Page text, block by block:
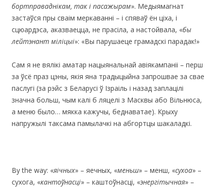
бортправаднікам, так і пасажырам». Медыямагнат
застаўся пры сваім меркаванні – і спяваў ён ціха, і
сцюардэса, аказваецца, не прасіла, а настойвала, «бы
лейтэнант міліцыі»: «Вы парушаеце грамадскі парадак!»
Сам я не вялікі аматар нацыянальнай авіякампаніі – перш
за ўсё праз цэны, якія яна традыцыйна запрошвае за свае
паслугі (за рэйс з Беларусі ў Ізраіль і назад заплацілі
значна больш, чым калі б ляцелі з Масквы або Вільнюса,
а меню было… мякка кажучы, беднаватае). Крыху
напружылі таксама памылачкі на абгортцы шакаладкі.
By the way: «яічных» – яечных, «меньш» – менш, «сухоа» –
сухога, «кантоўнасці» – каштоўнасці, «энергітычная» –